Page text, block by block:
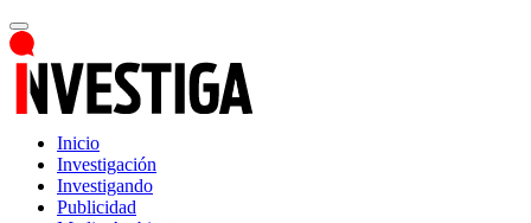
Inicio
Investigación
Investigando
Publicidad